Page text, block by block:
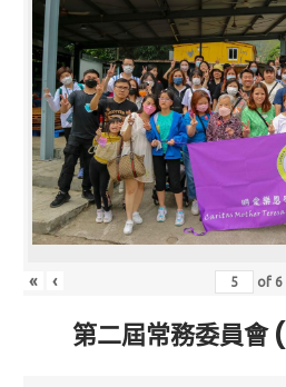
« ‹ of 6
第二屆常務委員